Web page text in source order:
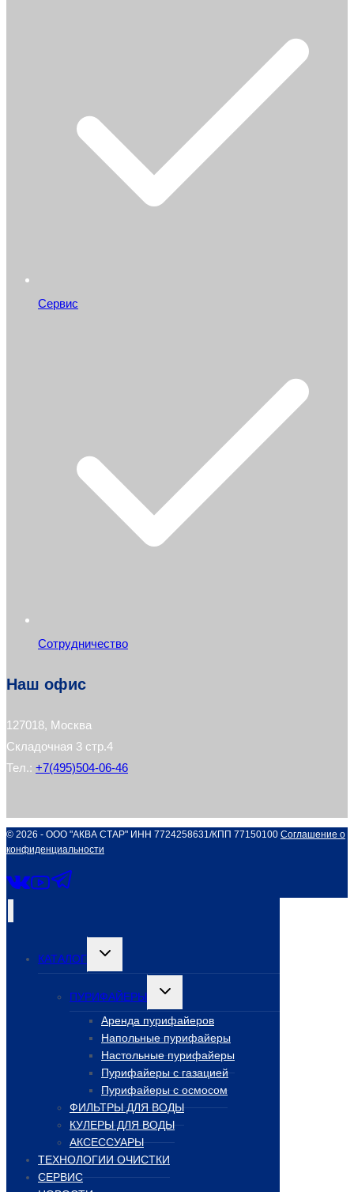
Сервис
Сотрудничество
Наш офис
127018, Москва
Складочная 3 стр.4
Тел.: +7(495)504-06-46
© 2026 - ООО "АКВА СТАР" ИНН 7724258631/КПП 77150100 Соглашение о
конфиденциальности
КАТАЛОГ
Переключить
меню
ПУРИФАЙЕРЫ
Переключить
меню
Аренда пурифайеров
Напольные пурифайеры
Настольные пурифайеры
Пурифайеры с газацией
Пурифайеры с осмосом
ФИЛЬТРЫ ДЛЯ ВОДЫ
КУЛЕРЫ ДЛЯ ВОДЫ
АКСЕССУАРЫ
ТЕХНОЛОГИИ ОЧИСТКИ
СЕРВИС